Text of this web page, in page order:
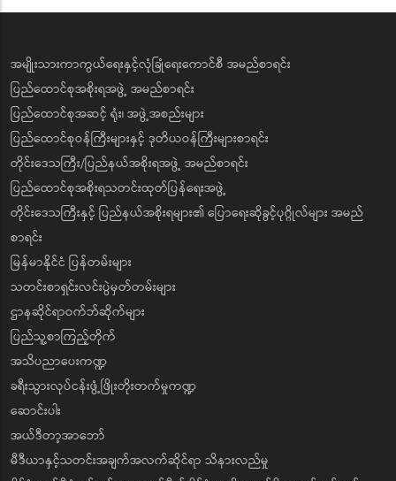
အမျိုးသားကာကွယ်ရေးနှင့်လုံခြုံရေးကောင်စီ အမည်စာရင်း
ပြည်ထောင်စုအစိုးရအဖွဲ့ အမည်စာရင်း
ပြည်ထောင်စုအဆင့် ရုံး၊ အဖွဲ့အစည်းများ
ပြည်ထောင်စုဝန်ကြီးများနှင့် ဒုတိယဝန်ကြီးများစာရင်း
တိုင်းဒေသကြီး/ပြည်နယ်အစိုးရအဖွဲ့ အမည်စာရင်း
ပြည်ထောင်စုအစိုးရသတင်းထုတ်ပြန်ရေးအဖွဲ့
တိုင်းဒေသကြီးနှင့် ပြည်နယ်အစိုးရများ၏ ပြောရေးဆိုခွင့်ပုဂ္ဂိုလ်များ အမည်
စာရင်း
မြန်မာနိုင်ငံ ပြန်တမ်းများ
သတင်းစာရှင်းလင်းပွဲမှတ်တမ်းများ
ဌာနဆိုင်ရာဝက်ဘ်ဆိုက်များ
ပြည်သူ့စာကြည့်တိုက်
အသိပညာပေးကဏ္ဍ
ခရီးသွားလုပ်ငန်းဖွံ့ဖြိုးတိုးတက်မှုကဏ္ဍ
ဆောင်းပါး
အယ်ဒီတာ့အာဘော်
မီဒီယာနှင့်သတင်းအချက်အလက်ဆိုင်ရာ သိနားလည်မှု